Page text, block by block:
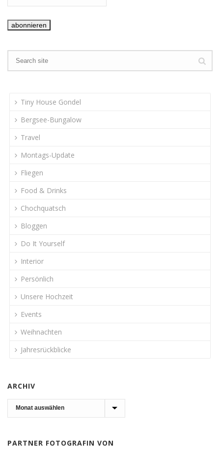
Tiny House Gondel
Bergsee-Bungalow
Travel
Montags-Update
Fliegen
Food & Drinks
Chochquatsch
Bloggen
Do It Yourself
Interior
Persönlich
Unsere Hochzeit
Events
Weihnachten
Jahresrückblicke
ARCHIV
Archiv
PARTNER FOTOGRAFIN VON